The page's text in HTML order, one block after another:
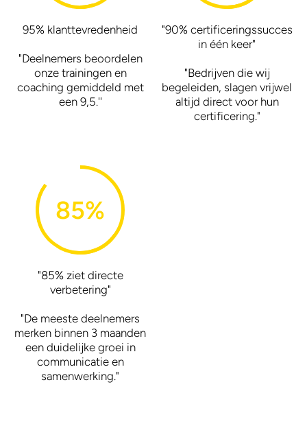
95% klanttevredenheid
"Deelnemers beoordelen
onze trainingen en
coaching gemiddeld met
een 9,5.''
"90% certificeringssucces
in één keer"
"Bedrijven die wij
begeleiden, slagen vrijwel
altijd direct voor hun
certificering."
85%
"85% ziet directe
verbetering"
"De meeste deelnemers
merken binnen 3 maanden
een duidelijke groei in
communicatie en
samenwerking."